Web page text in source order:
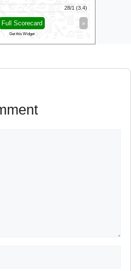
28/1 (3.4)
»
Full Scorecard
Get this Widget